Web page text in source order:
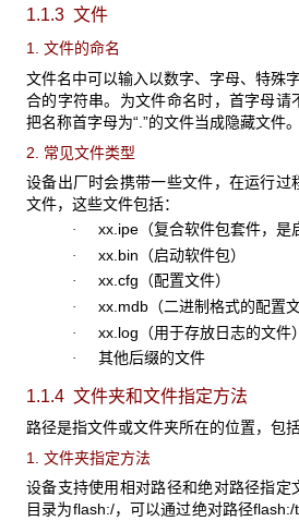
1.1.3 文件
1. 文件的命名
文件名中可以输入以数字、字母、特殊
合的字符串。为文件命名时，首字母请
把名称首字母为“.”的文件当成隐藏文件。
2. 常见文件类型
设备出厂时会携带一些文件，在运行过
文件，这些文件包括：
· xx.ipe（复合软件包套件，是
· xx.bin（启动软件包）
· xx.cfg（配置文件）
· xx.mdb（二进制格式的配置文
· xx.log（用于存放日志的文件）
· 其他后缀的文件
1.1.4 文件夹和文件指定方法
路径是指文件或文件夹所在的位置，包
1. 文件夹指定方法
设备支持使用相对路径和绝对路径指定
目录为flash:/，可以通过绝对路径